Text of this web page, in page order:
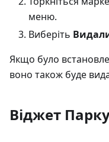
меню.
Виберіть
Якщо було
воно також буде
Віджет